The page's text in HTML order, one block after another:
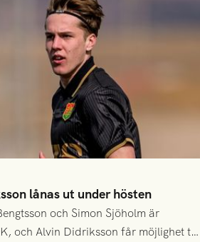
lånas ut under hösten
och Simon Sjöholm är
och Alvin Didriksson får möjlighet till